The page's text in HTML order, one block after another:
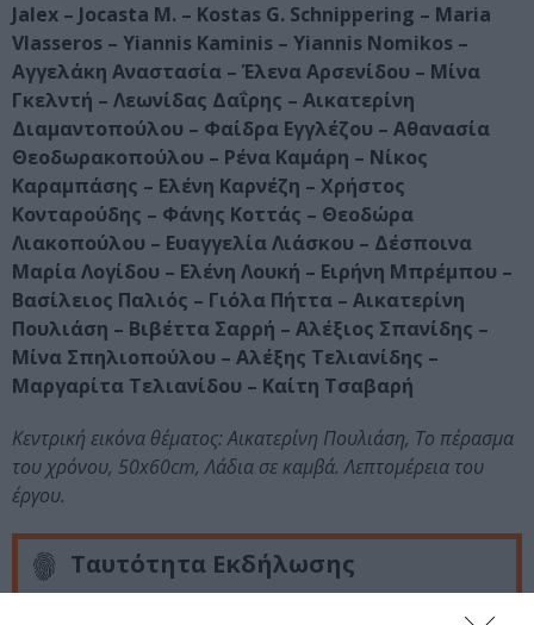
Jalex – Jocasta M. – Kostas G. Schnippering – Maria
Vlasseros – Yiannis Kaminis – Yiannis Nomikos –
Αγγελάκη Αναστασία – Έλενα Αρσενίδου – Μίνα
Γκελντή – Λεωνίδας Δαΐρης – Αικατερίνη
Διαμαντοπούλου – Φαίδρα Εγγλέζου – Αθανασία
Θεοδωρακοπούλου – Ρένα Καμάρη – Νίκος
Καραμπάσης – Ελένη Καρνέζη – Χρήστος
Κονταρούδης – Φάνης Κοττάς – Θεοδώρα
Λιακοπούλου – Ευαγγελία Λιάσκου – Δέσποινα
Μαρία Λογίδου – Ελένη Λουκή – Ειρήνη Μπρέμπου –
Βασίλειος Παλιός – Γιόλα Πήττα – Αικατερίνη
Πουλιάση – Βιβέττα Σαρρή – Αλέξιος Σπανίδης –
Μίνα Σπηλιοπούλου – Αλέξης Τελιανίδης –
Μαργαρίτα Τελιανίδου – Καίτη Τσαβαρή
Κεντρική εικόνα θέματος: Αικατερίνη Πουλιάση, Το πέρασμα
του χρόνου, 50x60cm, Λάδια σε καμβά. Λεπτομέρεια του
έργου.
Ταυτότητα Εκδήλωσης